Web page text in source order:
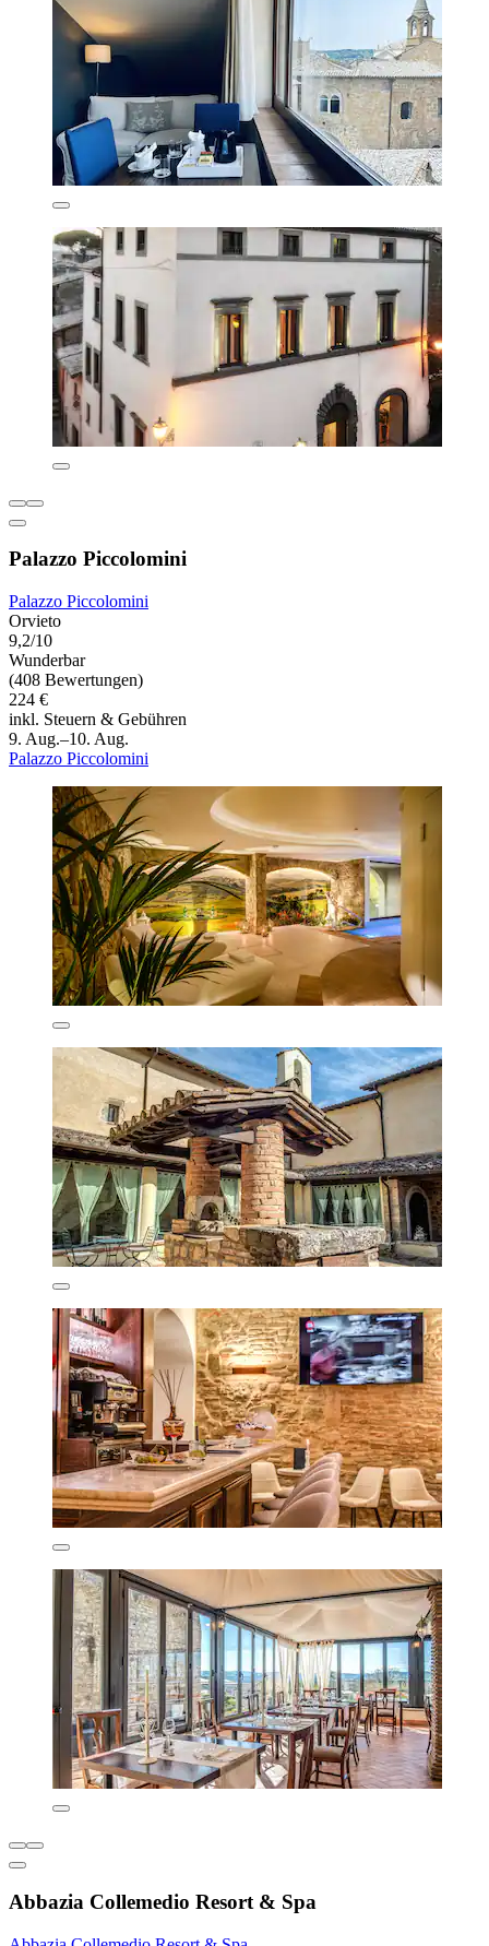
Palazzo Piccolomini
Palazzo Piccolomini
Orvieto
9,2/10
Wunderbar
(408 Bewertungen)
224 €
inkl. Steuern & Gebühren
9. Aug.–10. Aug.
Palazzo Piccolomini
Abbazia Collemedio Resort & Spa